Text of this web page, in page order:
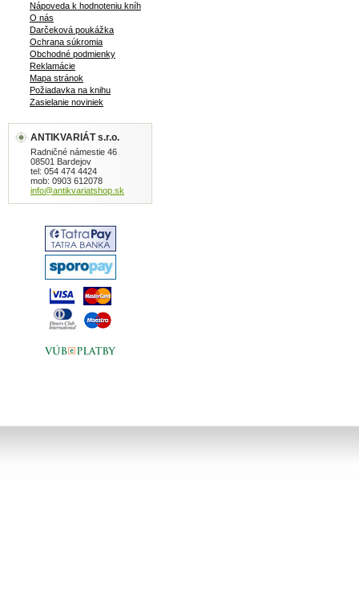
Nápoveda k hodnoteniu kníh
O nás
Darčeková poukážka
Ochrana súkromia
Obchodné podmienky
Reklamácie
Mapa stránok
Požiadavka na knihu
Zasielanie noviniek
ANTIKVARIÁT s.r.o.
Radničné námestie 46
08501 Bardejov
tel: 054 474 4424
mob: 0903 612078
info@antikvariatshop.sk